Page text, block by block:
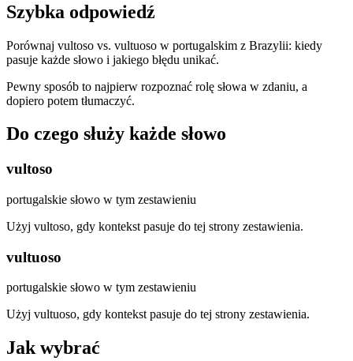
Szybka odpowiedź
Porównaj vultoso vs. vultuoso w portugalskim z Brazylii: kiedy
pasuje każde słowo i jakiego błędu unikać.
Pewny sposób to najpierw rozpoznać rolę słowa w zdaniu, a
dopiero potem tłumaczyć.
Do czego służy każde słowo
vultoso
portugalskie słowo w tym zestawieniu
Użyj vultoso, gdy kontekst pasuje do tej strony zestawienia.
vultuoso
portugalskie słowo w tym zestawieniu
Użyj vultuoso, gdy kontekst pasuje do tej strony zestawienia.
Jak wybrać